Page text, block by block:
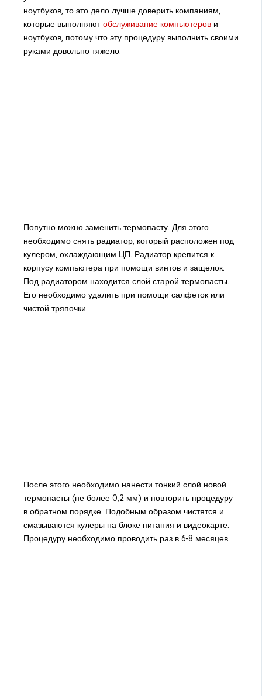
ноутбуков, то это дело лучше доверить компаниям,
которые выполняютобслуживание компьютерови
ноутбуков, потому что эту процедуру выполнить своими
руками довольно тяжело.
Попутно можно заменить термопасту. Для этого
необходимо снять радиатор, который расположен под
кулером, охлаждающим ЦП. Радиатор крепится к
корпусу компьютера при помощи винтов и защелок.
Под радиатором находится слой старой термопасты.
Его необходимо удалить при помощи салфеток или
чистой тряпочки.
После этого необходимо нанести тонкий слой новой
термопасты (не более 0,2 мм) и повторить процедуру
в обратном порядке. Подобным образом чистятся и
смазываются кулеры на блоке питания и видеокарте.
Процедуру необходимо проводить раз в 6-8 месяцев.